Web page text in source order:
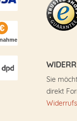
Sie
direkt